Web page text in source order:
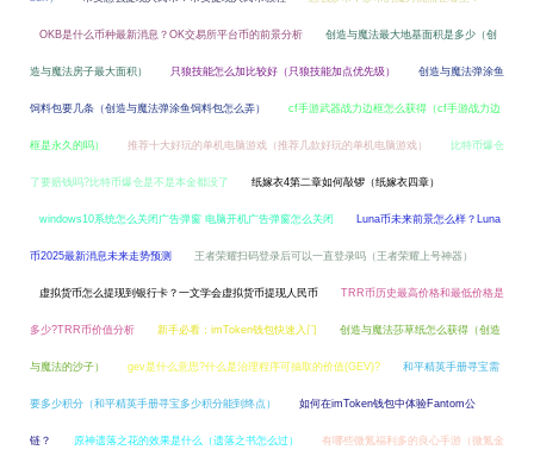
OKB是什么币种最新消息？OK交易所平台币的前景分析 创造与魔法最大地基面积是多少（创
造与魔法房子最大面积） 只狼技能怎么加比较好（只狼技能加点优先级） 创造与魔法弹涂鱼
饲料包要几条（创造与魔法弹涂鱼饲料包怎么弄） cf手游武器战力边框怎么获得（cf手游战力边
框是永久的吗） 推荐十大好玩的单机电脑游戏（推荐几款好玩的单机电脑游戏） 比特币爆仓
了要赔钱吗?比特币爆仓是不是本金都没了 纸嫁衣4第二章如何敲锣（纸嫁衣四章）
windows10系统怎么关闭广告弹窗 电脑开机广告弹窗怎么关闭 Luna币未来前景怎么样？Luna
币2025最新消息未来走势预测 王者荣耀扫码登录后可以一直登录吗（王者荣耀上号神器）
虚拟货币怎么提现到银行卡？一文学会虚拟货币提现人民币 TRR币历史最高价格和最低价格是
多少?TRR币价值分析 新手必看：imToken钱包快速入门 创造与魔法莎草纸怎么获得（创造
与魔法的沙子） gev是什么意思?什么是治理程序可抽取的价值(GEV)? 和平精英手册寻宝需
要多少积分（和平精英手册寻宝多少积分能到终点） 如何在imToken钱包中体验Fantom公
链？ 原神遗落之花的效果是什么（遗落之书怎么过） 有哪些微氪福利多的良心手游（微氪金